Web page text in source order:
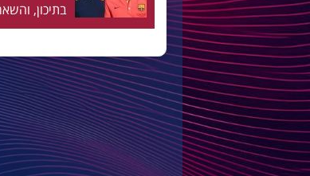
בתיכון,